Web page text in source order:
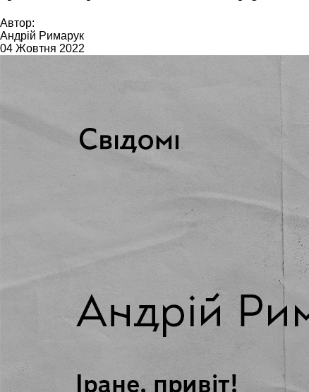
Автор:
Андрій Римарук
04 Жовтня 2022